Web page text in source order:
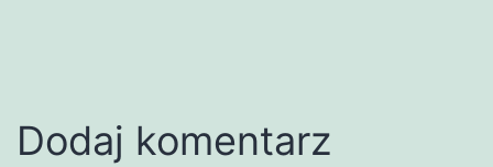
Dodaj komentarz